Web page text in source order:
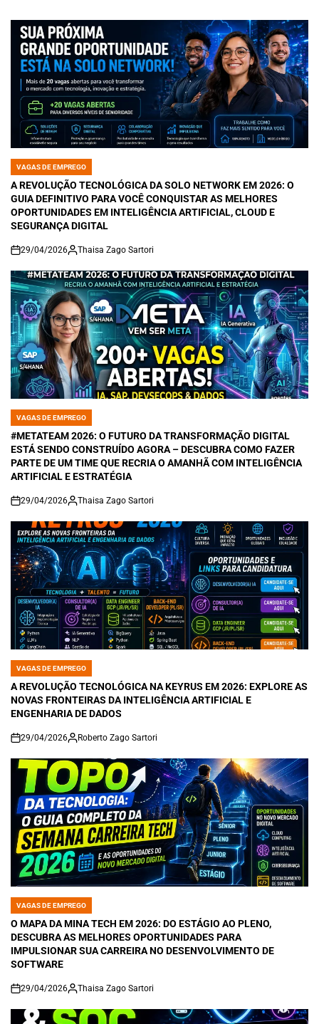
POSTED
IN
VAGAS DE EMPREGO
A REVOLUÇÃO TECNOLÓGICA DA SOLO NETWORK EM 2026: O
GUIA DEFINITIVO PARA VOCÊ CONQUISTAR AS MELHORES
OPORTUNIDADES EM INTELIGÊNCIA ARTIFICIAL, CLOUD E
SEGURANÇA DIGITAL
on
29/04/2026 Thaisa Zago Sartori
POSTED
IN
VAGAS DE EMPREGO
#METATEAM 2026: O FUTURO DA TRANSFORMAÇÃO DIGITAL
ESTÁ SENDO CONSTRUÍDO AGORA – DESCUBRA COMO FAZER
PARTE DE UM TIME QUE RECRIA O AMANHÃ COM INTELIGÊNCIA
ARTIFICIAL E ESTRATÉGIA
on
29/04/2026 Thaisa Zago Sartori
POSTED
IN
VAGAS DE EMPREGO
A REVOLUÇÃO TECNOLÓGICA NA KEYRUS EM 2026: EXPLORE AS
NOVAS FRONTEIRAS DA INTELIGÊNCIA ARTIFICIAL E
ENGENHARIA DE DADOS
on
29/04/2026 Roberto Zago Sartori
POSTED
IN
VAGAS DE EMPREGO
O MAPA DA MINA TECH EM 2026: DO ESTÁGIO AO PLENO,
DESCUBRA AS MELHORES OPORTUNIDADES PARA
IMPULSIONAR SUA CARREIRA NO DESENVOLVIMENTO DE
SOFTWARE
on
29/04/2026 Thaisa Zago Sartori